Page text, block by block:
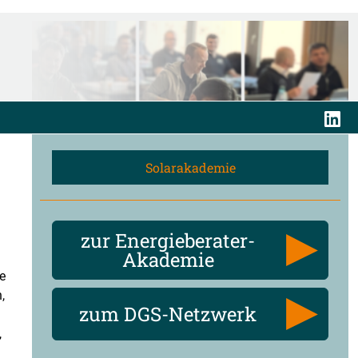
Solarakademie
zur Energieberater-
Akademie
zum DGS-Netzwerk